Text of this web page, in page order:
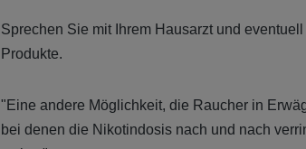
Sprechen Sie mit Ihrem Hausarzt und
Produkte.
"Eine andere Möglichkeit, die Raucher in
bei denen die Nikotindosis nach und nach